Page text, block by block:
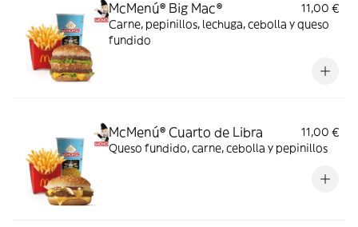
McMenú® Big Mac®
11,00 €
Carne, pepinillos, lechuga, cebolla y queso
fundido
McMenú® Cuarto de Libra
11,00 €
Queso fundido, carne, cebolla y pepinillos